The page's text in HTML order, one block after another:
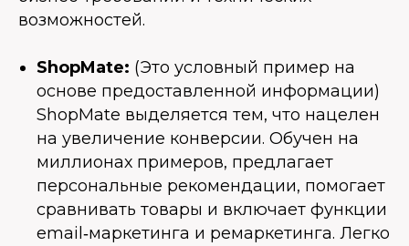
возможностей.
ShopMate: (Это условный пример на
основе предоставленной информации)
ShopMate выделяется тем, что нацелен
на увеличение конверсии. Обучен на
миллионах примеров, предлагает
персональные рекомендации, помогает
сравнивать товары и включает функции
email‑маркетинга и ремаркетинга. Легко